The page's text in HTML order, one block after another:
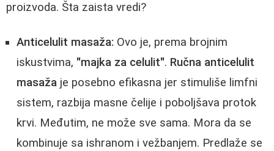
proizvoda. Šta zaista vredi?
Anticelulit masaža: Ovo je, prema brojnim
iskustvima, "majka za celulit". Ručna anticelulit
masaža je posebno efikasna jer stimuliše limfni
sistem, razbija masne čelije i poboljšava protok
krvi. Međutim, ne može sve sama. Mora da se
kombinuje sa ishranom i vežbanjem. Predlaže se